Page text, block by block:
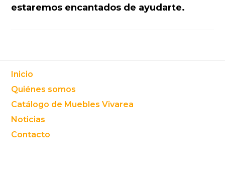
estaremos encantados de ayudarte.
Footer
Inicio
Quiénes somos
Catálogo de Muebles Vivarea
Noticias
Contacto